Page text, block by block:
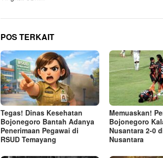
POS TERKAIT
Tegas! Dinas Kesehatan
Bojonegoro Bantah Adanya
Penerimaan Pegawai di
RSUD Temayang
Memuaskan!
Bojonegoro
Nusantara 2-0
Nusantara